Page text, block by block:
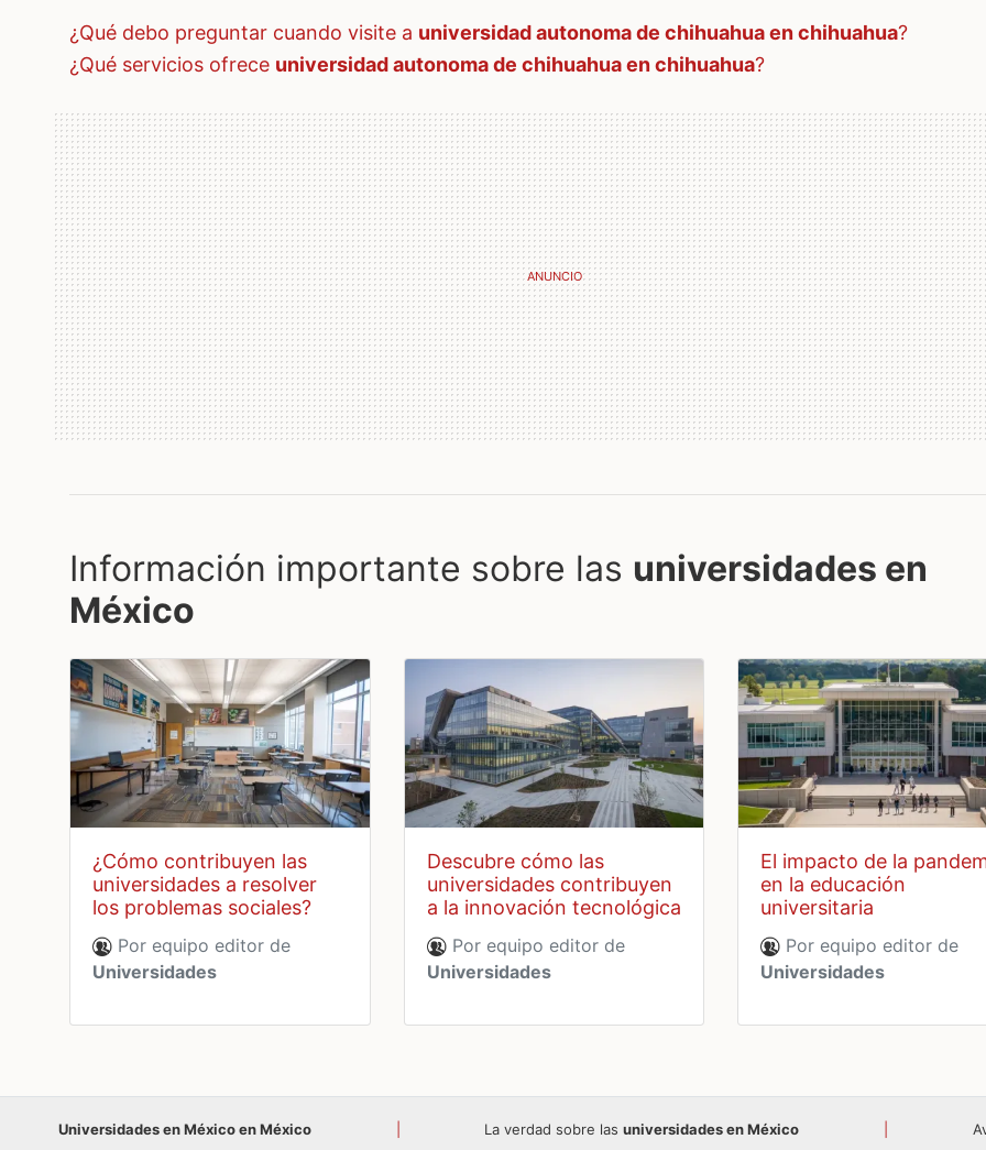
¿qué debo preguntar cuando visite a universidad autonoma de chihuahua en chihuahua?
¿qué servicios ofrece universidad autonoma de chihuahua en chihuahua?
Información importante sobre las universidades en
México
¿cómo contribuyen las
universidades a resolver
los problemas sociales?
Por equipo editor de
Universidades
descubre cómo las
universidades contribuyen
a la innovación tecnológica
Por equipo editor de
Universidades
el impacto de la pandemia
en la educación
universitaria
Por equipo editor de
Universidades
Universidades en México en México La verdad sobre lasuniversidades en México